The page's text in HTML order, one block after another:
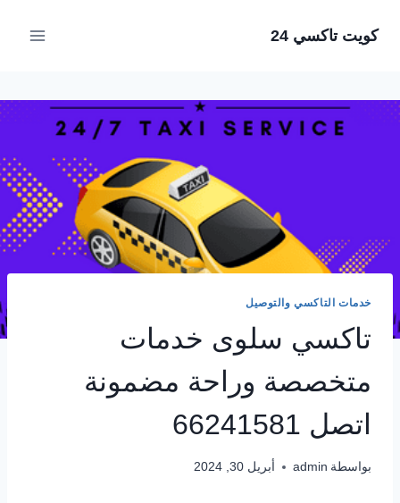
كويت تاكسي 24
خدمات التاكسي والتوصيل
تاكسي سلوى خدمات
متخصصة وراحة مضمونة
اتصل 66241581
بواسطة admin أبريل 30, 2024